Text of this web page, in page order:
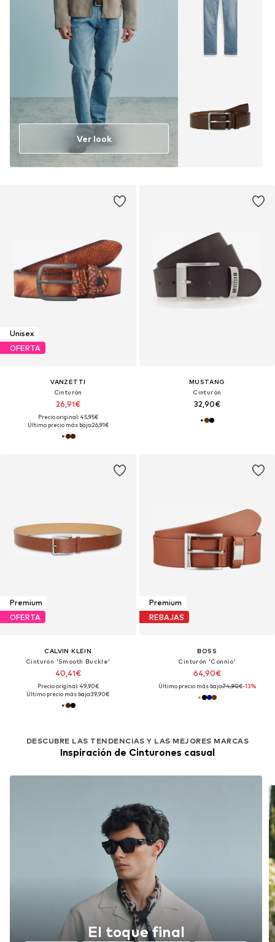
Ver look
Unisex
OFERTA
VANZETTI
Cinturón
26,91€
Precio original: 45,95€
Último precio más bajo:26,91€
MUSTANG
Cinturón
32,90€
Premium
OFERTA
CALVIN KLEIN
Cinturón 'Smooth Buckle'
40,41€
Precio original: 49,90€
Último precio más bajo:39,90€
Premium
REBAJAS
BOSS
Cinturón 'Connio'
64,90€
Último precio más bajo:74,90€-13%
DESCUBRE LAS TENDENCIAS Y LAS MEJORES MARCAS
Inspiración de Cinturones casual
El toque final